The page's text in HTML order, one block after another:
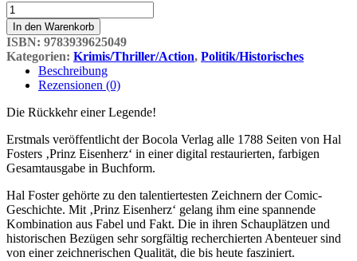
Prinz
Eisenherz
05:
Jahrgang
1945
Menge
In den Warenkorb
ISBN: 9783939625049
Kategorien: Krimis/Thriller/Action, Politik/Historisches
Beschreibung
Rezensionen (0)
Die Rückkehr einer Legende!
Erstmals veröffentlicht der Bocola Verlag alle 1788 Seiten von Hal
Fosters ‚Prinz Eisenherz‘ in einer digital restaurierten, farbigen
Gesamtausgabe in Buchform.
Hal Foster gehörte zu den talentiertesten Zeichnern der Comic-
Geschichte. Mit ‚Prinz Eisenherz‘ gelang ihm eine spannende
Kombination aus Fabel und Fakt. Die in ihren Schauplätzen und
historischen Bezügen sehr sorgfältig recherchierten Abenteuer sind
von einer zeichnerischen Qualität, die bis heute fasziniert.